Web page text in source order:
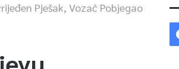
Pješak, Vozač Pobjegao